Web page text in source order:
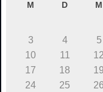
M D M
3
4 5
10
11 12
17
18 19
24
25 26